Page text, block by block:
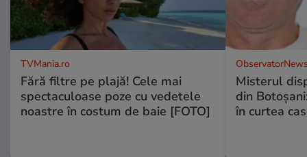
TVMania.ro
Fără filtre pe plajă! Cele mai
spectaculoase poze cu vedetele
noastre în costum de baie [FOTO]
Misterul
din
în curtea